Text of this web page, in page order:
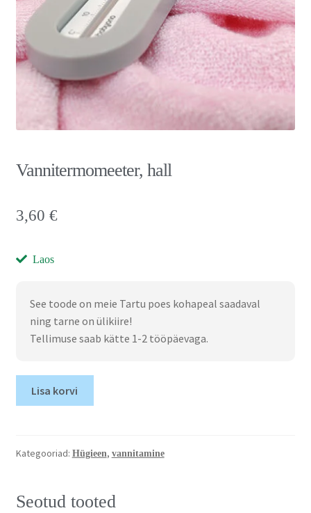
Vannitermomeeter, hall
3,60 €
Laos
See toode on meie Tartu poes kohapeal saadaval
ning tarne on ülikiire!
Tellimuse saab kätte 1-2 tööpäevaga.
Lisa korvi
Kategooriad: Hügieen, vannitamine
Seotud tooted